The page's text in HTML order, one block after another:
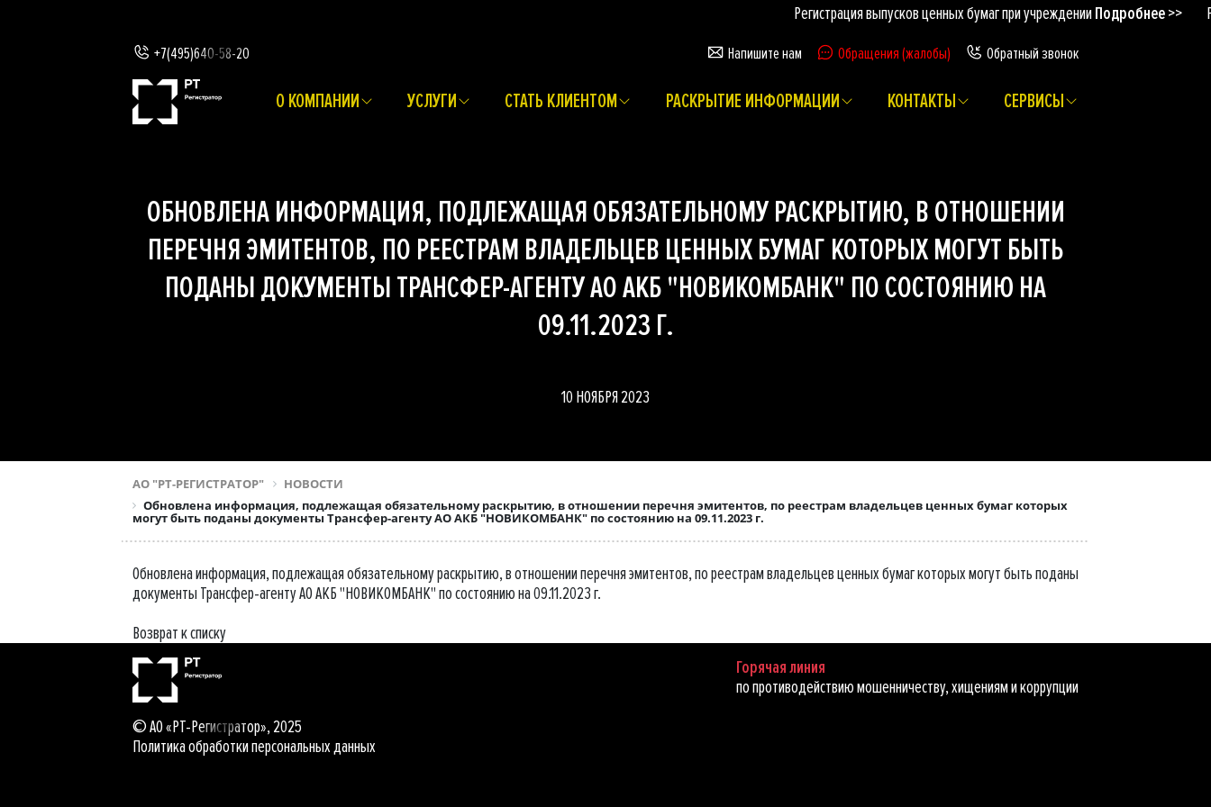
Регистрация выпусков ценных бумаг при учрежденииПодробнее >>
+7(495)640-58-20 Напишите нам Обращения (жалобы) Обратный звонок
О КОМПАНИИ УСЛУГИ СТАТЬ КЛИЕНТОМ РАСКРЫТИЕ ИНФОРМАЦИИ КОНТАКТЫ СЕРВИСЫ
ОБНОВЛЕНА ИНФОРМАЦИЯ, ПОДЛЕЖАЩАЯ ОБЯЗАТЕЛЬНОМУ РАСКРЫТИЮ, В ОТНОШЕНИИ
ПЕРЕЧНЯ ЭМИТЕНТОВ, ПО РЕЕСТРАМ ВЛАДЕЛЬЦЕВ ЦЕННЫХ БУМАГ КОТОРЫХ МОГУТ БЫТЬ
ПОДАНЫ ДОКУМЕНТЫ ТРАНСФЕР-АГЕНТУ АО АКБ "НОВИКОМБАНК" ПО СОСТОЯНИЮ НА
09.11.2023 Г.
10 НОЯБРЯ 2023
АО "РТ-РЕГИСТРАТОР"
НОВОСТИ
Обновлена информация, подлежащая обязательному раскрытию, в отношении перечня эмитентов, по реестрам владельцев ценных бумаг которых
могут быть поданы документы Трансфер-агенту АО АКБ "НОВИКОМБАНК" по состоянию на 09.11.2023 г.
Обновлена информация, подлежащая обязательному раскрытию, в отношении перечня эмитентов, по реестрам владельцев ценных бумаг которых могут быть поданы
документы Трансфер-агенту АО АКБ "НОВИКОМБАНК" по состоянию на 09.11.2023 г.
Возврат к списку
Горячая линия
по противодействию мошенничеству, хищениям и коррупции
© АО «РТ-Регистратор», 2025
Политика обработки персональных данных